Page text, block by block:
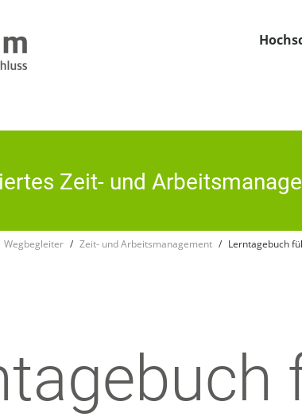
Zeit- und
Wegbegleiter Zeit- und Arbeitsmanagement Lerntagebuch